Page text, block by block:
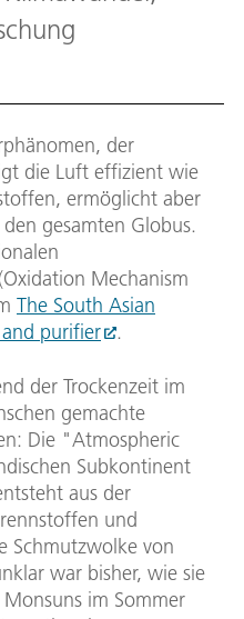
der
die Luft effizient wie
ermöglicht aber
gesamten Globus.
Mechanism
The South Asian
purifier
.
der Trockenzeit im
gemachte
Die "Atmospheric
Subkontinent
aus der
und
Schmutzwolke von
war bisher, wie sie
im Sommer